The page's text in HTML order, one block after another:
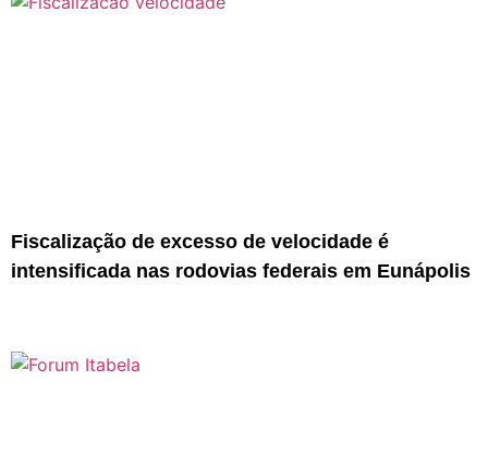
Fiscalização de excesso de velocidade é
intensificada nas rodovias federais em Eunápolis